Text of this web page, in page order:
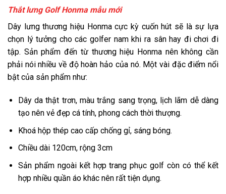
Thắt lưng Golf Honma mẫu mới
Dây lưng thương hiệu Honma cực kỳ cuốn hút sẽ là sự lựa
chọn lý tưởng cho các golfer nam khi ra sân hay đi chơi đi
tập. Sản phẩm đến từ thương hiệu Honma nên không cần
phải nói nhiều về độ hoàn hảo của nó. Một vài đặc điểm nổi
bật của sản phẩm như:
Dây da thật trơn, màu trắng sang trọng, lịch lãm dễ dàng
tạo nên vẻ đẹp cá tính, phong cách thời thượng.
Khoá hộp thép cao cấp chống gỉ, sáng bóng.
Chiều dài 120cm, rộng 3cm
Sản phẩm ngoài kết hợp trang phục golf còn có thể kết
hợp nhiều quần áo khác nên rất tiện dụng.